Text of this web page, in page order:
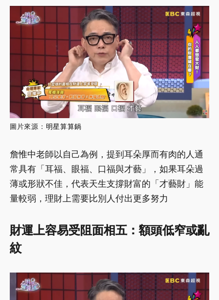
圖片來源： 明星算算鍋
詹惟中老師以自己為例，提到耳朵厚而有肉的人通
常具有「耳福、眼福、口福與才藝」，如果耳朵過
薄或形狀不佳，代表天生支撐財富的「才藝財」能
量較弱，理財上需要比別人付出更多努力
財運上容易受阻面相五：額頭低窄或亂
紋